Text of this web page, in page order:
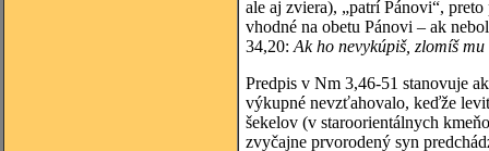
ale aj zviera), „patrí Pánovi“,
vhodné na obetu Pánovi – ak
34,20: Ak ho nevykúpiš, zlomíš mu
Predpis v Nm 3,46-51 stanovuje
výkupné nevzťahovalo, keďže
šekelov (v staroorientálnych
zvyčajne prvorodený syn